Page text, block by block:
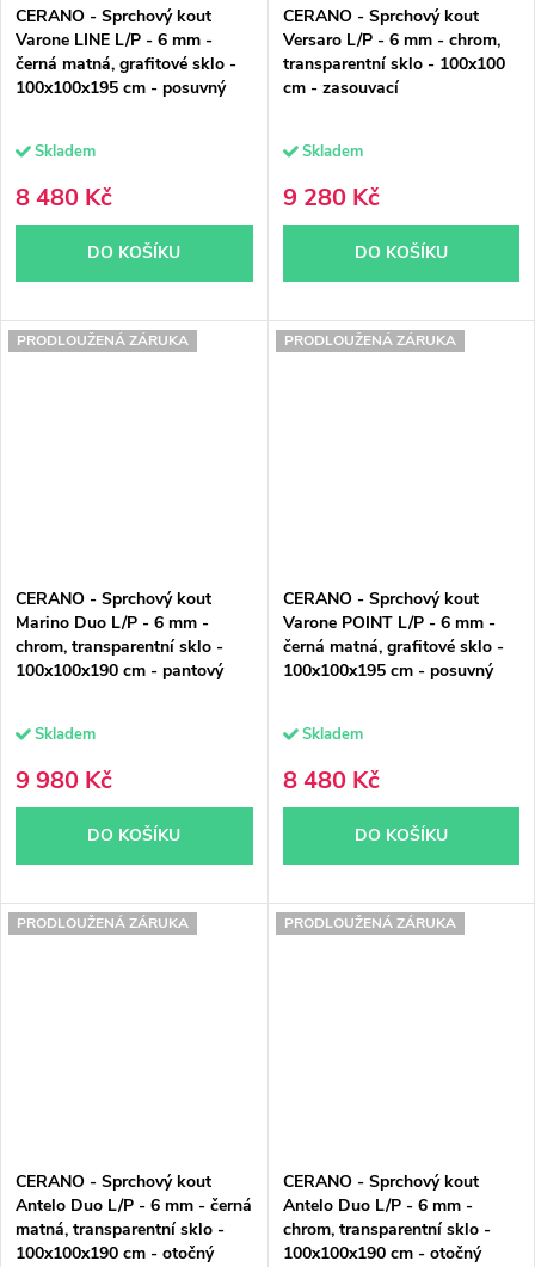
CERANO - Sprchový kout
Varone LINE L/P - 6 mm -
černá matná, grafitové sklo -
100x100x195 cm - posuvný
Skladem
8 480 Kč
DO KOŠÍKU
CERANO - Sprchový kout
Versaro L/P - 6 mm - chrom,
transparentní sklo - 100x100
cm - zasouvací
Skladem
9 280 Kč
DO KOŠÍKU
PRODLOUŽENÁ ZÁRUKA
CERANO - Sprchový kout
Marino Duo L/P - 6 mm -
chrom, transparentní sklo -
100x100x190 cm - pantový
Skladem
9 980 Kč
DO KOŠÍKU
PRODLOUŽENÁ ZÁRUKA
CERANO - Sprchový kout
Varone POINT L/P - 6 mm -
černá matná, grafitové sklo -
100x100x195 cm - posuvný
Skladem
8 480 Kč
DO KOŠÍKU
PRODLOUŽENÁ ZÁRUKA
CERANO - Sprchový kout
Antelo Duo L/P - 6 mm - černá
matná, transparentní sklo -
100x100x190 cm - otočný
PRODLOUŽENÁ ZÁRUKA
CERANO - Sprchový kout
Antelo Duo L/P - 6 mm -
chrom, transparentní sklo -
100x100x190 cm - otočný